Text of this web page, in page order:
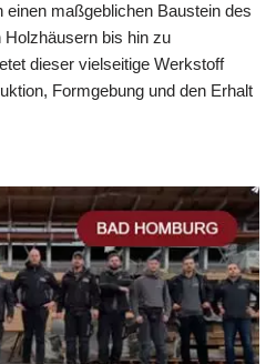
einen maßgeblichen Baustein des
Holzhäusern bis hin zu
dieser vielseitige Werkstoff
Formgebung und den Erhalt